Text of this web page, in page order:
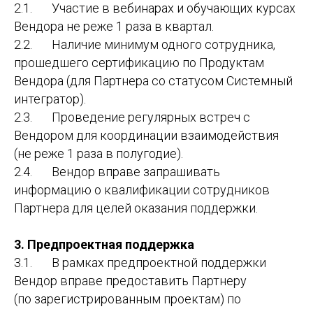
2.1. Участие в вебинарах и обучающих курсах
Вендора не реже 1 раза в квартал.
2.2. Наличие минимум одного сотрудника,
прошедшего сертификацию по Продуктам
Вендора (для Партнера со статусом Системный
интегратор).
2.3. Проведение регулярных встреч с
Вендором для координации взаимодействия
(не реже 1 раза в полугодие).
2.4. Вендор вправе запрашивать
информацию о квалификации сотрудников
Партнера для целей оказания поддержки.
3. Предпроектная поддержка
3.1. В рамках предпроектной поддержки
Вендор вправе предоставить Партнеру
(по зарегистрированным проектам) по